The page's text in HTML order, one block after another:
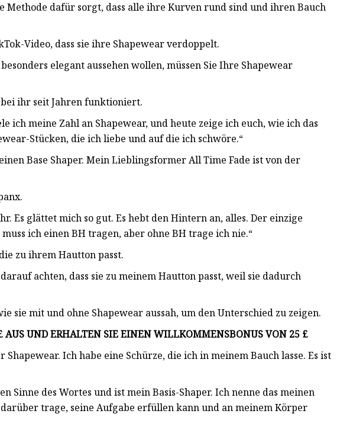
Methode dafür sorgt, dass alle ihre Kurven rund sind und ihren Bauch
Video, dass sie ihre Shapewear verdoppelt.
elegant aussehen wollen, müssen Sie Ihre Shapewear
ihr seit Jahren funktioniert.
ich meine Zahl an Shapewear, und heute zeige ich euch, wie ich das
Stücken, die ich liebe und auf die ich schwöre.“
Base Shaper. Mein Lieblingsformer All Time Fade ist von der
Es glättet mich so gut. Es hebt den Hintern an, alles. Der einzige
ich einen BH tragen, aber ohne BH trage ich nie.“
zu ihrem Hautton passt.
achten, dass sie zu meinem Hautton passt, weil sie dadurch
sie mit und ohne Shapewear aussah, um den Unterschied zu zeigen.
AUS UND ERHALTEN SIE EINEN WILLKOMMENSBONUS VON 25 £
Shapewear. Ich habe eine Schürze, die ich in meinem Bauch lasse. Es ist
Sinne des Wortes und ist mein Basis-Shaper. Ich nenne das meinen
trage, seine Aufgabe erfüllen kann und an meinem Körper